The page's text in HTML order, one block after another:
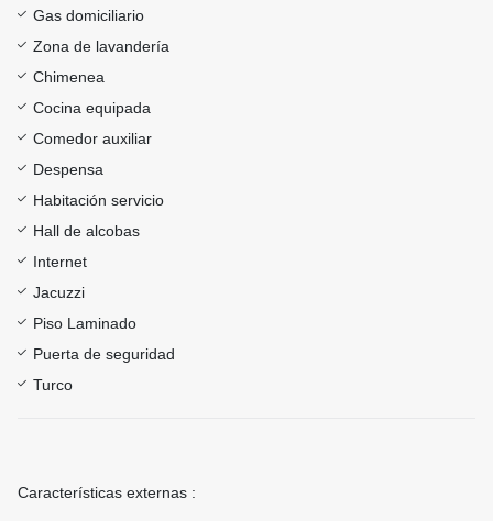
Gas domiciliario
Zona de lavandería
Chimenea
Cocina equipada
Comedor auxiliar
Despensa
Habitación servicio
Hall de alcobas
Internet
Jacuzzi
Piso Laminado
Puerta de seguridad
Turco
Características externas :